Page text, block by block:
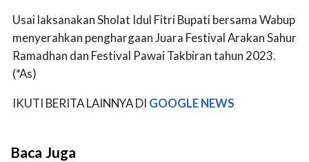
Usai laksanakan Sholat Idul Fitri Bupati bersama Wabup
menyerahkan penghargaan Juara Festival Arakan Sahur
Ramadhan dan Festival Pawai Takbiran tahun 2023.
(*As)
IKUTI BERITA LAINNYA DI GOOGLE NEWS
Baca Juga